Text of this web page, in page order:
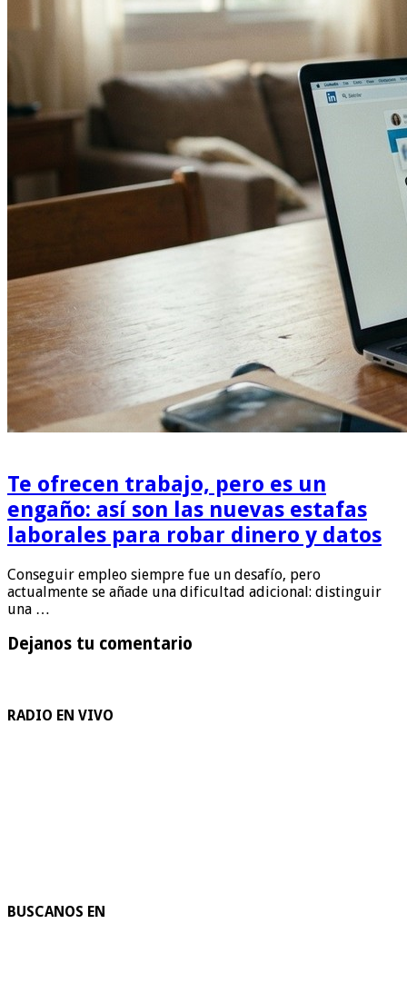
Te ofrecen trabajo, pero es un
engaño: así son las nuevas estafas
laborales para robar dinero y datos
Conseguir empleo siempre fue un desafío, pero
actualmente se añade una dificultad adicional: distinguir
una …
Dejanos tu comentario
RADIO EN VIVO
BUSCANOS EN